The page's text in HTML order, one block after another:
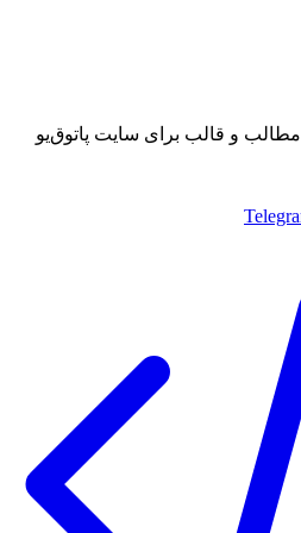
مطالب و قالب برای سایت پاتوق‌یو